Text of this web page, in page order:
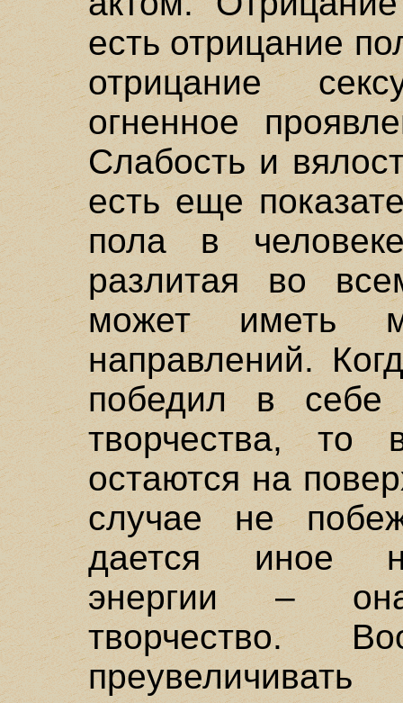
есть отрицание
отрицание
огненное
Слабость и
есть еще
пола в
разлитая во
может иметь
направлений.
победил в себе
творчества, то
остаются на
случае не
дается иное
энергии –
творчество.